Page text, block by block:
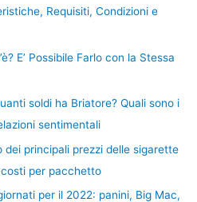
Requisiti, Condizioni e
E’ Possibile Farlo con la Stessa
soldi ha Briatore? Quali sono i
sentimentali
dei principali prezzi delle sigarette
per pacchetto
per il 2022: panini, Big Mac,